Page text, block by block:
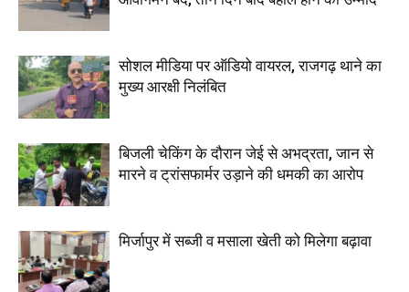
सोशल मीडिया पर ऑडियो वायरल, राजगढ़ थाने का
मुख्य आरक्षी निलंबित
बिजली चेकिंग के दौरान जेई से अभद्रता, जान से
मारने व ट्रांसफार्मर उड़ाने की धमकी का आरोप
मिर्जापुर में सब्जी व मसाला खेती को मिलेगा बढ़ावा